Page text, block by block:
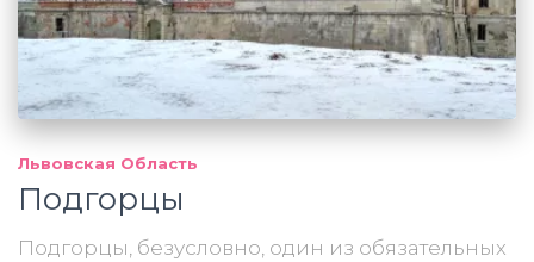
Львовская Область
Подгорцы
Подгорцы, безусловно, один из обязательных